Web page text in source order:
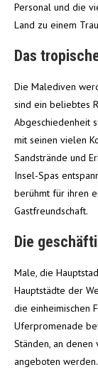
Personal und die
Land zu einem
Das
Die Malediven
sind ein beliebtes
Abgeschiedenheit
mit seinen vielen
Sandstrände und
Insel-Spas
berühmt für ihren
Gastfreundschaft.
Die
Male, die
Hauptstädte der
die einheimischen
Uferpromenade
Ständen, an
angeboten